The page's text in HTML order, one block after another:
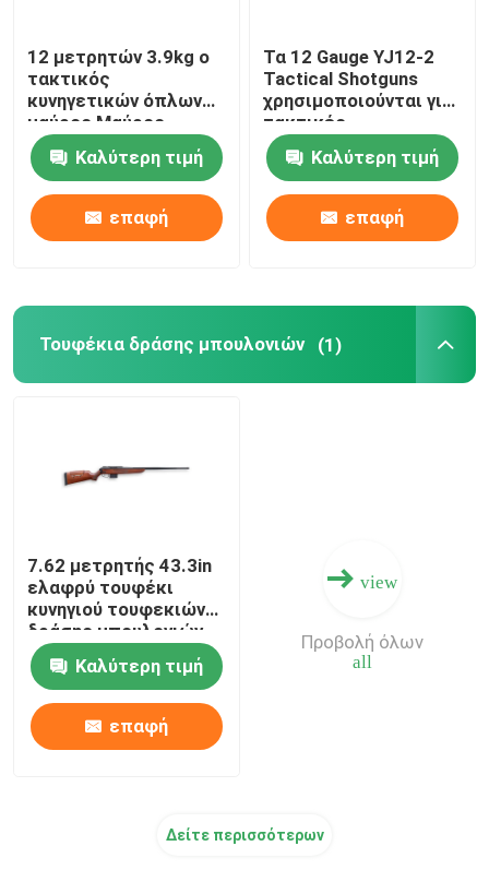
Τουφέκια δράσης μπουλονιών
Ημι αυτόματα τουφέκια
Κυνηγετικά όπλα και κάτω
Οπτική πυροβόλων όπλων
12 μετρητών 3.9kg ο
τακτικός
κυνηγετικών όπλων
μαύρος Μαύρος
μεταλλινών
κυνηγετικών όπλων
άσσων τακτικός
Καλύτερη τιμή
επαφή
Τα 12 Gauge YJ12-2
Tactical Shotguns
χρησιμοποιούνται για
τακτικές
Καλύτερη τιμή
επαφή
Τουφέκια δράσης μπουλονιών (1)
7.62 μετρητής 43.3in
ελαφρύ τουφέκι
κυνηγιού τουφεκιών
δράσης μπουλονιών
Καλύτερη τιμή
επαφή
view
all
Προβολή όλων
Δείτε περισσότερων